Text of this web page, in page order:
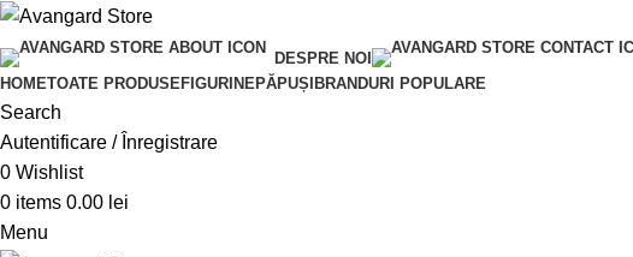
DESPRE NOI
HOMETOATE PRODUSEFIGURINEPĂPUȘI BRANDURI POPULARE
Search
Autentificare / Înregistrare
0 Wishlist
0 items 0.00 lei
Menu